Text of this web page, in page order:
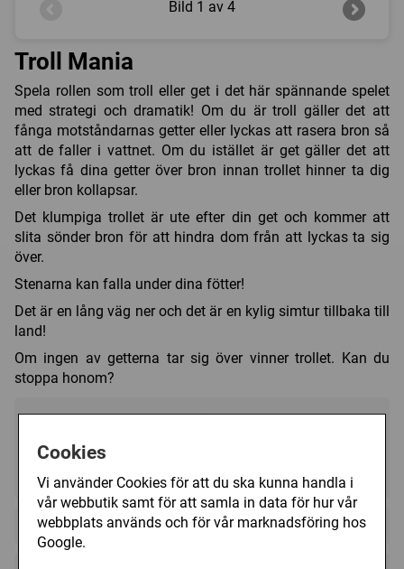
Cookies
Vi använder Cookies för att du ska kunna handla i
vår webbutik samt för att samla in data för hur vår
webbplats används och för vår marknadsföring hos
Google.
Bild 1 av 4
Troll Mania
Spela rollen som troll eller get i det här spännande spelet
med strategi och dramatik! Om du är troll gäller det att
fånga motståndarnas getter eller lyckas att rasera bron så
att de faller i vattnet. Om du istället är get gäller det att
lyckas få dina getter över bron innan trollet hinner ta dig
eller bron kollapsar.
Det klumpiga trollet är ute efter din get och kommer att
slita sönder bron för att hindra dom från att lyckas ta sig
över.
Stenarna kan falla under dina fötter!
Det är en lång väg ner och det är en kylig simtur tillbaka till
land!
Om ingen av getterna tar sig över vinner trollet. Kan du
stoppa honom?
2 - 5 20 (min) 6+
Regelspråk: